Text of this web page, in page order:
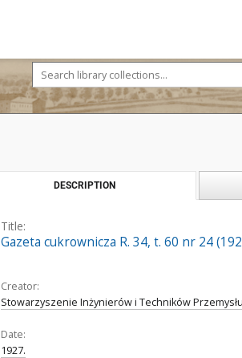
DESCRIPTION
Title:
Gazeta cukrownicza R. 34, t. 60 nr 24
Creator:
Stowarzyszenie Inżynierów i Techników
Date:
1927.